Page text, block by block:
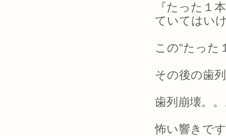
『たった１
ていてはい
この“たった
その後の歯
歯列崩壊。
怖い響きで